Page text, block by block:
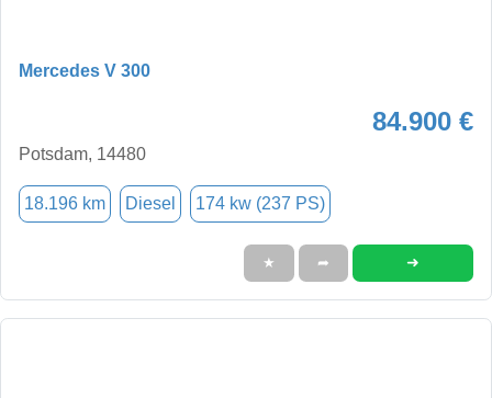
Mercedes V 300
84.900 €
Potsdam, 14480
18.196 km Diesel 174 kw (237 PS)
★ ➦ ➜